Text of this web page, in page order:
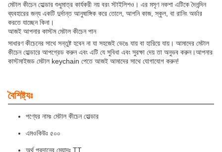
মেটাল কীচেন হোল্ডার শুধুমাত্র কার্যকরী নয় বরং স্টাইলিশও। এর মসৃণ নকশা এটিকে দৈনন্দিন
ব্যবহারের জন্য একটি দুর্দান্ত আনুষাঙ্গিক করে তোলে, আপনি কাজ, স্কুল, বা রানিং অর্ডার
করতে যাচ্ছেন কিনা।
আজই আপনার কাস্টম মেটাল কীচেন পান
সাধারণ কীচেনের সাথে সন্তুষ্ট হবেন না যা সহজেই ভেঙে যায় বা হারিয়ে যায়। আমাদের মেটাল
কীচেন হোল্ডারে আপগ্রেড করুন এবং এটি যে সুবিধা এবং সুরক্ষা দেয় তা অনুভব করুন।আপনার
কাস্টমাইজড মেটাল keychain পেতে আজই আমাদের সাথে যোগাযোগ করুন!
বৈশিষ্ট্যঃ
পণ্যের নামঃ মেটাল কীচেন হোল্ডার
এমওকিউঃ ৫০০
অর্থ প্রদানের মেয়াদঃ TT